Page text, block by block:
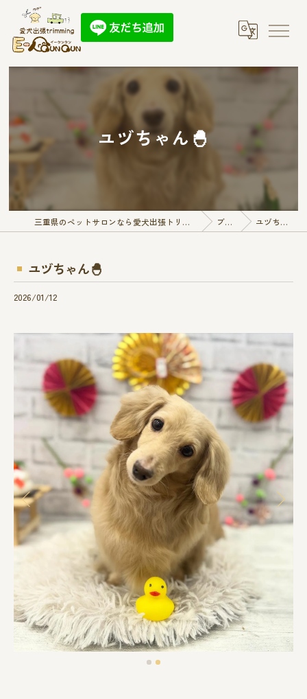
ユヅちゃん🐣
三重県のペットサロンなら愛犬出張トリミング E-QunQun ブログ ユヅちゃん🐣
ユヅちゃん🐣
2026/01/12